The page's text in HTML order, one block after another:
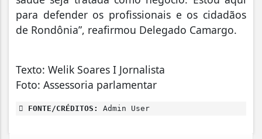
para defender os profissionais e os cidadãos
de Rondônia”, reafirmou Delegado Camargo.
Texto: Welik Soares I Jornalista
Foto: Assessoria parlamentar
FONTE/CRÉDITOS: Admin User